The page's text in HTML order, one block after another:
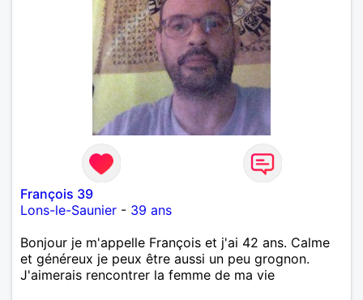
François 39
Lons-le-Saunier - 39 ans
Bonjour je m'appelle François et j'ai 42 ans. Calme
et généreux je peux être aussi un peu grognon.
J'aimerais rencontrer la femme de ma vie